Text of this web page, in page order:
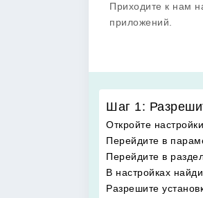
Приходите к нам
приложений.
Шаг 1:
Откройте
Перейдите в
Перейдите в
В настройках
Разрешите